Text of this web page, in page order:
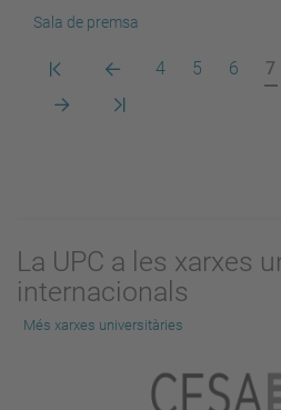
Sala de premsa
Primera
Pàgina
Pàgina
4 Pàgina
5 Pàgina
6 7
Pàgina
Darrera
La UPC a les xarxes
internacionals
Més xarxes universitàries